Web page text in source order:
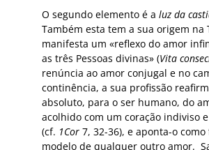
O segundo elemento é a luz da
Também esta tem a sua origem na
manifesta um «reflexo do amor
as três Pessoas divinas» (Vita
renúncia ao amor conjugal e no
continência, a sua profissão
absoluto, para o ser humano, do
acolhido com um coração indiviso
(cf. 1Cor 7, 32-36), e aponta-o
modelo de qualquer outro amor.